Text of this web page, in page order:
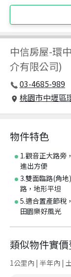
中信房屋-環
介有限公司)
03-4685-989
桃園市中壢區
物件特色
1.觀音正大路旁
進出方便
3.雙面臨路(角地
路，地形平坦
5.適合置產節稅
田園樂好風光
類似物件實
1公里內 | 半年內 |